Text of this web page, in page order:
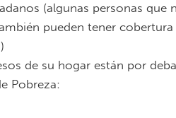
(algunas personas que
pueden tener
de su hogar están por
Pobreza: